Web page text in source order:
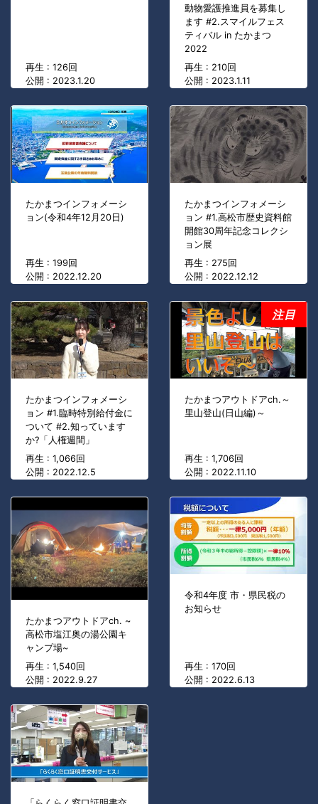
再生 : 126回
公開 : 2023.1.20
動物愛護推進員を募集し
ます #2.スマイルフェス
ティバル in たかまつ
2022
再生 : 210回
公開 : 2023.1.11
たかまつインフォメーシ
ョン(令和4年12月20日)
再生 : 199回
公開 : 2022.12.20
たかまつインフォメーシ
ョン #1.高松市歴史資料館
開館30周年記念コレクシ
ョン展
再生 : 275回
公開 : 2022.12.12
たかまつインフォメーシ
ョン #1.臨時特別給付金に
ついて #2.知っています
か?「人権週間」
再生 : 1,066回
公開 : 2022.12.5
たかまつアウトドアch.～
里山登山(日山編)～
再生 : 1,706回
公開 : 2022.11.10
注目
たかまつアウトドアch. ~
高松市塩江奥の湯公園キ
ャンプ場~
再生 : 1,540回
公開 : 2022.9.27
令和4年度 市・県民税の
お知らせ
再生 : 170回
公開 : 2022.6.13